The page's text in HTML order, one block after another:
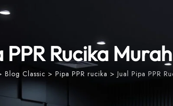
PPR Rucika
Blog Classic > Pipa PPR rucika > Jual Pipa PPR